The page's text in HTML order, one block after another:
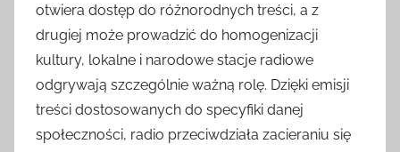
otwiera dostęp do różnorodnych treści, a z
drugiej może prowadzić do homogenizacji
kultury, lokalne i narodowe stacje radiowe
odgrywają szczególnie ważną rolę. Dzięki emisji
treści dostosowanych do specyfiki danej
społeczności, radio przeciwdziała zacieraniu się